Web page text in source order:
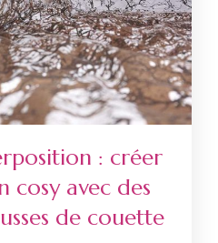
: créer
cosy avec des
de couette